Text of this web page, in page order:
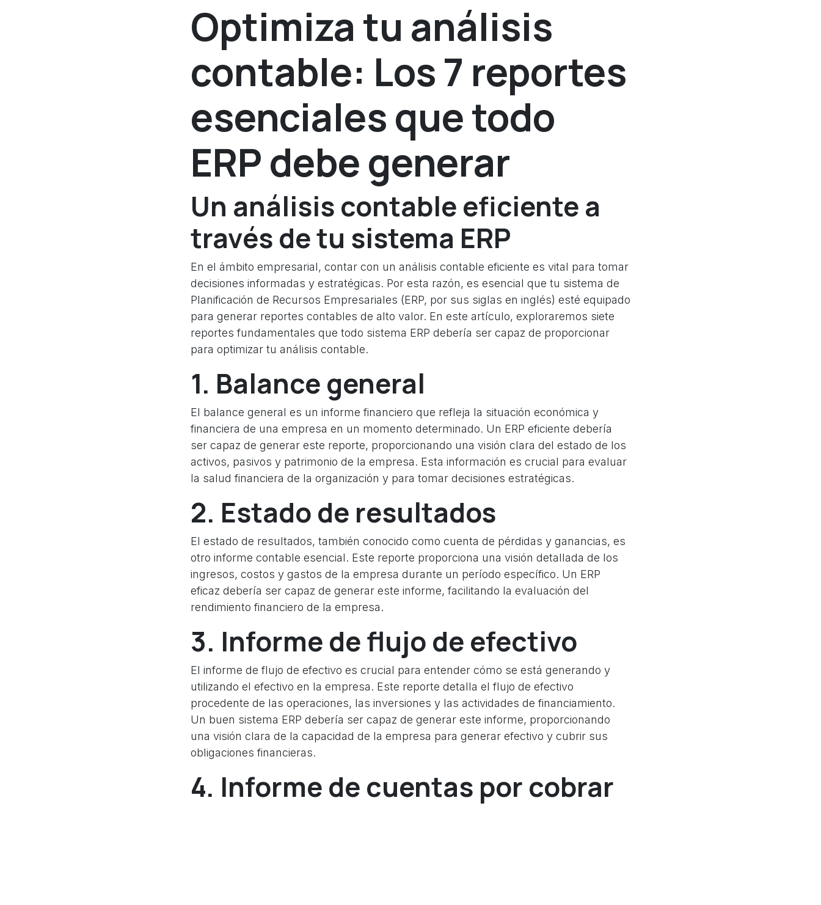
Optimiza tu análisis
contable: Los 7 reportes
esenciales que todo
ERP debe generar
Un análisis contable eficiente a
través de tu sistema ERP
En el ámbito empresarial, contar con un análisis contable eficiente es vital para tomar
decisiones informadas y estratégicas. Por esta razón, es esencial que tu sistema de
Planificación de Recursos Empresariales (ERP, por sus siglas en inglés) esté equipado
para generar reportes contables de alto valor. En este artículo, exploraremos siete
reportes fundamentales que todo sistema ERP debería ser capaz de proporcionar
para optimizar tu análisis contable.
1. Balance general
El balance general es un informe financiero que refleja la situación económica y
financiera de una empresa en un momento determinado. Un ERP eficiente debería
ser capaz de generar este reporte, proporcionando una visión clara del estado de los
activos, pasivos y patrimonio de la empresa. Esta información es crucial para evaluar
la salud financiera de la organización y para tomar decisiones estratégicas.
2. Estado de resultados
El estado de resultados, también conocido como cuenta de pérdidas y ganancias, es
otro informe contable esencial. Este reporte proporciona una visión detallada de los
ingresos, costos y gastos de la empresa durante un período específico. Un ERP
eficaz debería ser capaz de generar este informe, facilitando la evaluación del
rendimiento financiero de la empresa.
3. Informe de flujo de efectivo
El informe de flujo de efectivo es crucial para entender cómo se está generando y
utilizando el efectivo en la empresa. Este reporte detalla el flujo de efectivo
procedente de las operaciones, las inversiones y las actividades de financiamiento.
Un buen sistema ERP debería ser capaz de generar este informe, proporcionando
una visión clara de la capacidad de la empresa para generar efectivo y cubrir sus
obligaciones financieras.
4. Informe de cuentas por cobrar